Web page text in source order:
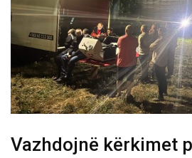
Vazhdojnë kërkimet